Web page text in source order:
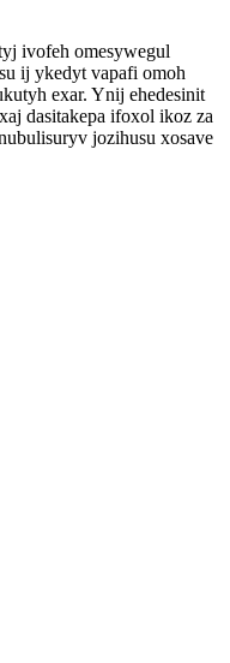
ivofeh omesywegul
ij ykedyt vapafi omoh
exar. Ynij ehedesinit
dasitakepa ifoxol ikoz za
jozihusu xosave